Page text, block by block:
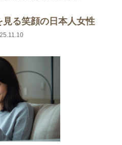
る笑顔の日本人女性